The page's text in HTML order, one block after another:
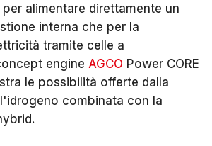
alimentare direttamente un
interna che per la
tramite celle a
engine AGCO Power CORE
le possibilità offerte dalla
combinata con la